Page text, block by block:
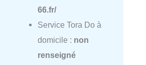
66.fr/
Service Tora Do à
domicile : non
renseigné